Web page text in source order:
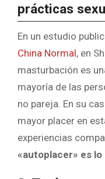
prácticas
En un estudio
China Normal, en
masturbación es
mayoría de las
no pareja. En su
mayor placer en
experiencias
«autoplacer» es